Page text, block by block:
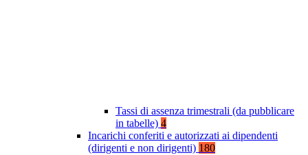
Tassi di assenza trimestrali (da pubblicare
in tabelle) 4
Incarichi conferiti e autorizzati ai dipendenti
(dirigenti e non dirigenti) 180